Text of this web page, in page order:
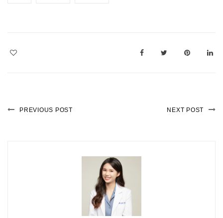
PREVIOUS POST NEXT POST